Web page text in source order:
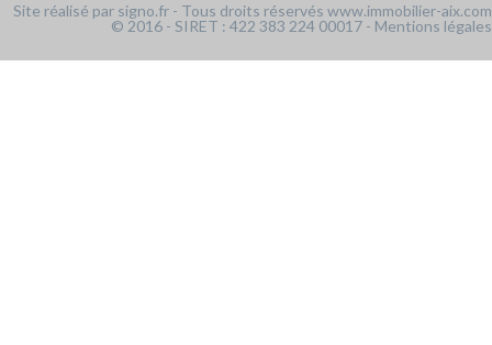
Site réalisé par signo.fr - Tous droits réservés www.immobilier-aix.com
© 2016 - SIRET : 422 383 224 00017 - Mentions légales